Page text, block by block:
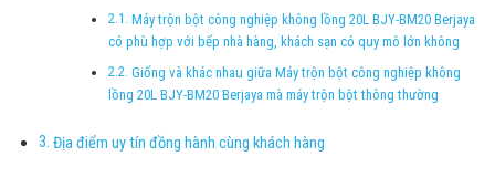
Máy trộn bột công nghiệp không lồng 20L BJY-BM20 Berjaya
có phù hợp với bếp nhà hàng, khách sạn có quy mô lớn không
Giống và khác nhau giữa Máy trộn bột công nghiệp không
lồng 20L BJY-BM20 Berjaya mà máy trộn bột thông thường
Địa điểm uy tín đồng hành cùng khách hàng